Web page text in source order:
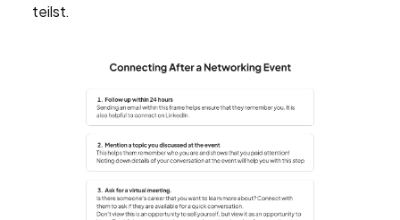
teilst.